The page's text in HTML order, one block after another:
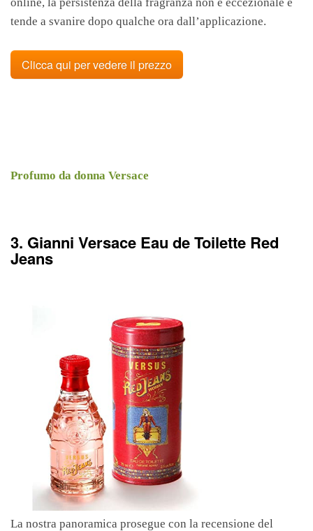
tende a svanire dopo qualche ora dall’applicazione.
Clicca qui per vedere il prezzo
Profumo da donna Versace
3. Gianni Versace Eau de Toilette Red
Jeans
La nostra panoramica prosegue con la recensione del